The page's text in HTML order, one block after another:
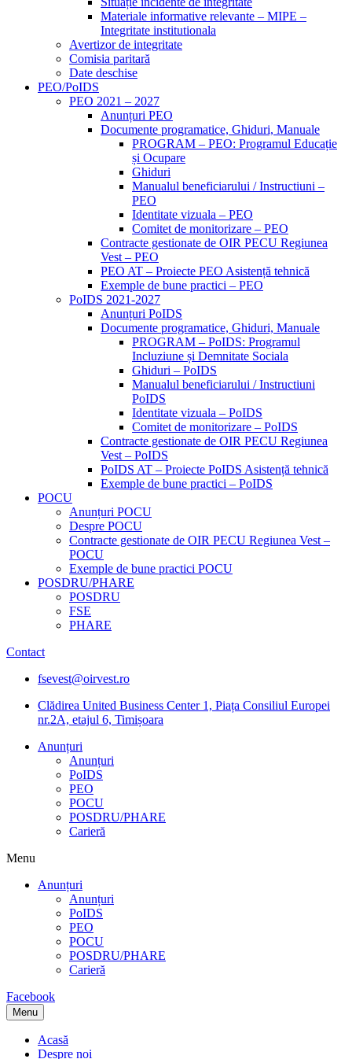
Materiale informative relevante – MIPE –
Integritate institutionala
Avertizor de integritate
Comisia paritară
Date deschise
PEO/PoIDS
PEO 2021 – 2027
Anunțuri PEO
Documente programatice, Ghiduri, Manuale
PROGRAM – PEO: Programul Educație
și Ocupare
Ghiduri
Manualul beneficiarului / Instructiuni –
PEO
Identitate vizuala – PEO
Comitet de monitorizare – PEO
Contracte gestionate de OIR PECU Regiunea
Vest – PEO
PEO AT – Proiecte PEO Asistență tehnică
Exemple de bune practici – PEO
PoIDS 2021-2027
Anunțuri PoIDS
Documente programatice, Ghiduri, Manuale
PROGRAM – PoIDS: Programul
Incluziune și Demnitate Sociala
Ghiduri – PoIDS
Manualul beneficiarului / Instructiuni
PoIDS
Identitate vizuala – PoIDS
Comitet de monitorizare – PoIDS
Contracte gestionate de OIR PECU Regiunea
Vest – PoIDS
PoIDS AT – Proiecte PoIDS Asistență tehnică
Exemple de bune practici – PoIDS
POCU
Anunțuri POCU
Despre POCU
Contracte gestionate de OIR PECU Regiunea Vest –
POCU
Exemple de bune practici POCU
POSDRU/PHARE
POSDRU
FSE
PHARE
Contact
fsevest@oirvest.ro
Clădirea United Business Center 1, Piața Consiliul Europei
nr.2A, etajul 6, Timișoara
Anunțuri
Anunțuri
PoIDS
PEO
POCU
POSDRU/PHARE
Carieră
Menu
Anunțuri
Anunțuri
PoIDS
PEO
POCU
POSDRU/PHARE
Carieră
Facebook
Menu
Acasă
Despre noi